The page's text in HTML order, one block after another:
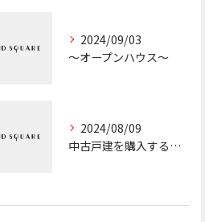
2024/09/03
～オープンハウス～
2024/08/09
中古戸建を購入するときのチェックポイント①『接道義務』